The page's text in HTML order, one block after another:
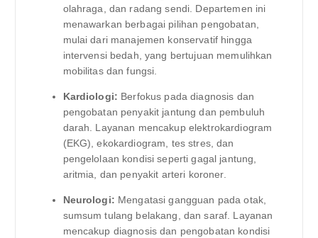
olahraga, dan radang sendi. Departemen ini
menawarkan berbagai pilihan pengobatan,
mulai dari manajemen konservatif hingga
intervensi bedah, yang bertujuan memulihkan
mobilitas dan fungsi.
Kardiologi: Berfokus pada diagnosis dan
pengobatan penyakit jantung dan pembuluh
darah. Layanan mencakup elektrokardiogram
(EKG), ekokardiogram, tes stres, dan
pengelolaan kondisi seperti gagal jantung,
aritmia, dan penyakit arteri koroner.
Neurologi: Mengatasi gangguan pada otak,
sumsum tulang belakang, dan saraf. Layanan
mencakup diagnosis dan pengobatan kondisi